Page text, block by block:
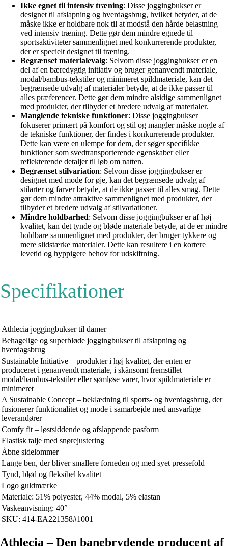
Ikke egnet til intensiv træning: Disse joggingbukser er
designet til afslapning og hverdagsbrug, hvilket betyder, at de
måske ikke er holdbare nok til at modstå den hårde belastning
ved intensiv træning. Dette gør dem mindre egnede til
sportsaktiviteter sammenlignet med konkurrerende produkter,
der er specielt designet til træning.
Begrænset materialevalg: Selvom disse joggingbukser er en
del af en bæredygtig initiativ og bruger genanvendt materiale,
modal/bambus-tekstiler og minimeret spildmateriale, kan det
begrænsede udvalg af materialer betyde, at de ikke passer til
alles præferencer. Dette gør dem mindre alsidige sammenlignet
med produkter, der tilbyder et bredere udvalg af materialer.
Manglende tekniske funktioner: Disse joggingbukser
fokuserer primært på komfort og stil og mangler måske nogle af
de tekniske funktioner, der findes i konkurrerende produkter.
Dette kan være en ulempe for dem, der søger specifikke
funktioner som svedtransporterende egenskaber eller
reflekterende detaljer til løb om natten.
Begrænset stilvariation: Selvom disse joggingbukser er
designet med mode for øje, kan det begrænsede udvalg af
stilarter og farver betyde, at de ikke passer til alles smag. Dette
gør dem mindre attraktive sammenlignet med produkter, der
tilbyder et bredere udvalg af stilvariationer.
Mindre holdbarhed: Selvom disse joggingbukser er af høj
kvalitet, kan det tynde og bløde materiale betyde, at de er mindre
holdbare sammenlignet med produkter, der bruger tykkere og
mere slidstærke materialer. Dette kan resultere i en kortere
levetid og hyppigere behov for udskiftning.
Specifikationer
Athlecia joggingbukser til damer
Behagelige og superbløde joggingbukser til afslapning og
hverdagsbrug
Sustainable Initiative – produkter i høj kvalitet, der enten er
produceret i genanvendt materiale, i skånsomt fremstillet
modal/bambus-tekstiler eller sømløse varer, hvor spildmateriale er
minimeret
A Sustainable Concept – beklædning til sports- og hverdagsbrug, der
fusionerer funktionalitet og mode i samarbejde med ansvarlige
leverandører
Comfy fit – løstsiddende og afslappende pasform
Elastisk talje med snørejustering
Åbne sidelommer
Lange ben, der bliver smallere forneden og med syet pressefold
Tynd, blød og fleksibel kvalitet
Logo guldmærke
Materiale: 51% polyester, 44% modal, 5% elastan
Vaskeanvisning: 40°
SKU: 414-EA221358#1001
Athlecia – Den banebrydende producent af